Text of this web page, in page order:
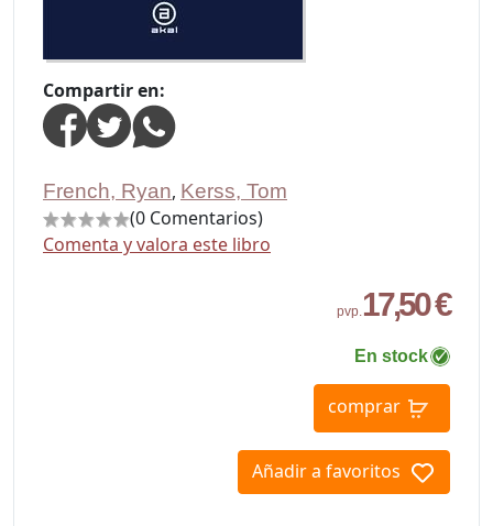
Compartir en:
French, Ryan, Kerss, Tom
(0 Comentarios)
Comenta y valora este libro
pvp.17,50 €
En stock
comprar
Añadir a favoritos